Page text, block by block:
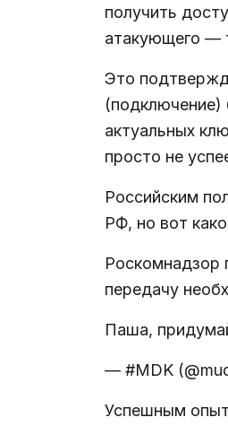
получить
атакующего —
Это
(подключение)
актуальных
просто не
Российским
РФ, но вот
Роскомнадзор
передачу
Паша,
— #MDK
Успешным